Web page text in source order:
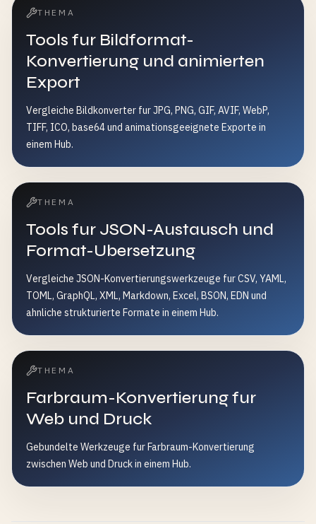
THEMA
Tools fur Bildformat-
Konvertierung und animierten
Export
Vergleiche Bildkonverter fur JPG, PNG, GIF, AVIF, WebP,
TIFF, ICO, base64 und animationsgeeignete Exporte in
einem Hub.
THEMA
Tools fur JSON-Austausch und
Format-Ubersetzung
Vergleiche JSON-Konvertierungswerkzeuge fur CSV, YAML,
TOML, GraphQL, XML, Markdown, Excel, BSON, EDN und
ahnliche strukturierte Formate in einem Hub.
THEMA
Farbraum-Konvertierung fur
Web und Druck
Gebundelte Werkzeuge fur Farbraum-Konvertierung
zwischen Web und Druck in einem Hub.